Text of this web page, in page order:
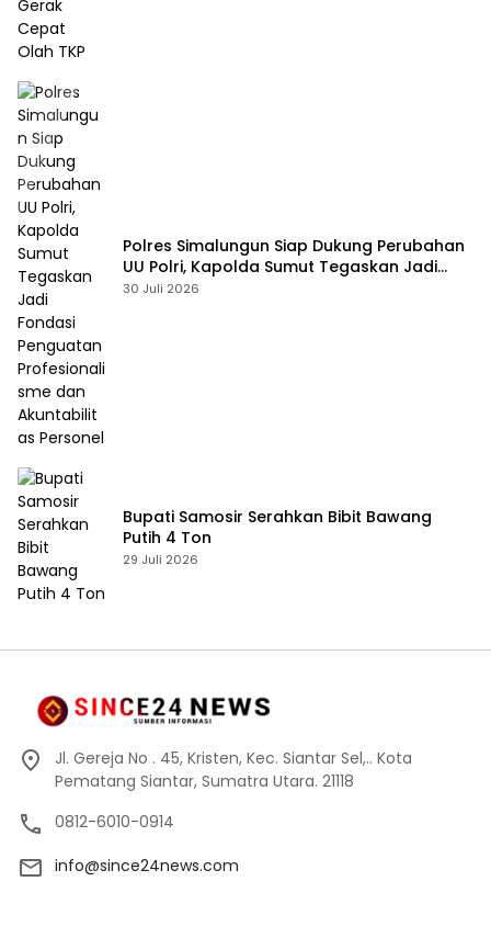
Polres Simalungun Siap Dukung Perubahan
UU Polri, Kapolda Sumut Tegaskan Jadi
Fondasi Penguatan Profesionalisme dan
30 Juli 2026
Bupati Samosir Serahkan Bibit Bawang
Putih 4 Ton
29 Juli 2026
Jl. Gereja No . 45, Kristen, Kec. Siantar Sel,.. Kota
Pematang Siantar, Sumatra Utara. 21118
0812-6010-0914
info@since24news.com